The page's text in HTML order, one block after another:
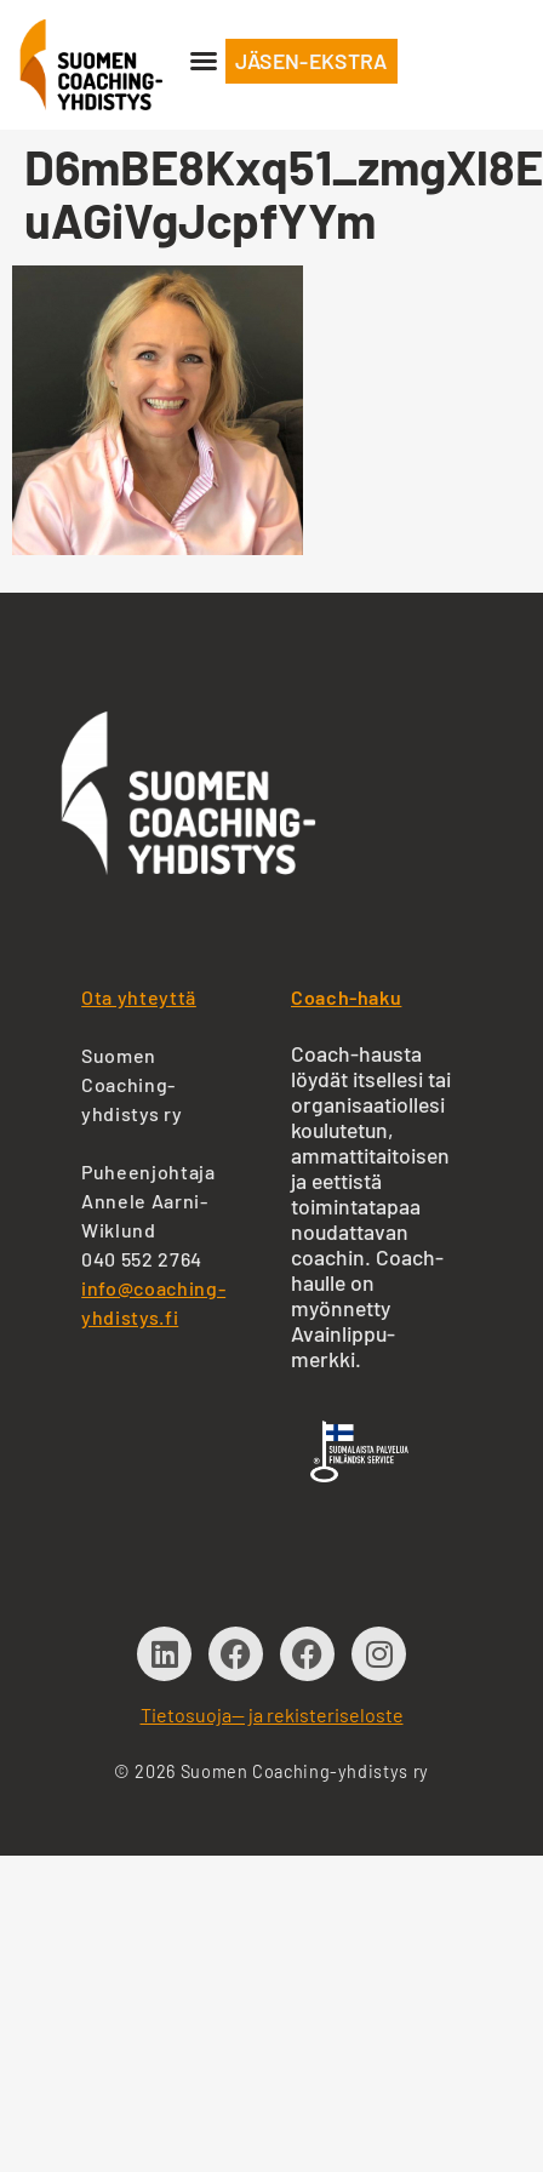
JÄSEN-EKSTRA
uAGiVgJcpfYYm
Ota yhteyttä
Suomen
Coaching-
yhdistys ry
Puheenjohtaja
Annele Aarni-
Wiklund
040 552 2764
info@coaching-
yhdistys.fi
Coach-haku
Coach-hausta
löydät itsellesi tai
organisaatiollesi
koulutetun,
ammattitaitoisen
ja eettistä
toimintatapaa
noudattavan
coachin. Coach-
haulle on
myönnetty
Avainlippu-
merkki.
Tietosuoja— ja rekisteriseloste
© 2026 Suomen Coaching-yhdistys ry